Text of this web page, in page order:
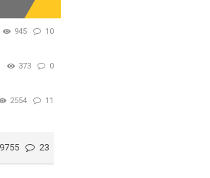
945 10
373 0
2554 11
9755 23